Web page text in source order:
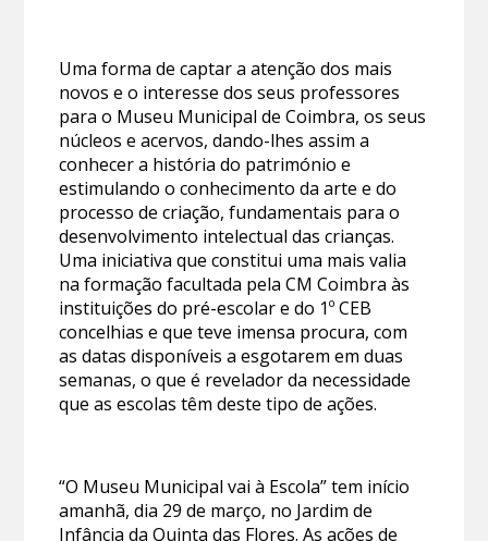
Uma forma de captar a atenção dos mais
novos e o interesse dos seus professores
para o Museu Municipal de Coimbra, os seus
núcleos e acervos, dando-lhes assim a
conhecer a história do património e
estimulando o conhecimento da arte e do
processo de criação, fundamentais para o
desenvolvimento intelectual das crianças.
Uma iniciativa que constitui uma mais valia
na formação facultada pela CM Coimbra às
instituições do pré-escolar e do 1º CEB
concelhias e que teve imensa procura, com
as datas disponíveis a esgotarem em duas
semanas, o que é revelador da necessidade
que as escolas têm deste tipo de ações.
“O Museu Municipal vai à Escola” tem início
amanhã, dia 29 de março, no Jardim de
Infância da Quinta das Flores. As ações de